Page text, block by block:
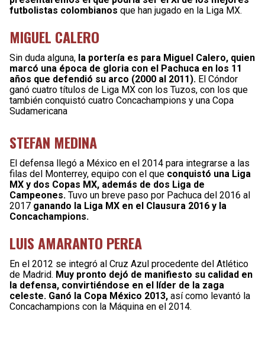
futbolistas colombianos que han jugado en la Liga MX.
MIGUEL CALERO
Sin duda alguna, la portería es para Miguel Calero, quien
marcó una época de gloria con el Pachuca en los 11
años que defendió su arco (2000 al 2011). El Cóndor
ganó cuatro títulos de Liga MX con los Tuzos, con los que
también conquistó cuatro Concachampions y una Copa
Sudamericana
STEFAN MEDINA
El defensa llegó a México en el 2014 para integrarse a las
filas del Monterrey, equipo con el que conquistó una Liga
MX y dos Copas MX, además de dos Liga de
Campeones. Tuvo un breve paso por Pachuca del 2016 al
2017 ganando la Liga MX en el Clausura 2016 y la
Concachampions.
LUIS AMARANTO PEREA
En el 2012 se integró al Cruz Azul procedente del Atlético
de Madrid. Muy pronto dejó de manifiesto su calidad en
la defensa, convirtiéndose en el líder de la zaga
celeste. Ganó la Copa México 2013, así como levantó la
Concachampions con la Máquina en el 2014.